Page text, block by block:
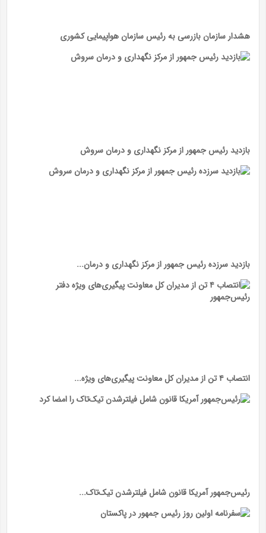
هشدار سازمان بازرسی به رئیس سازمان هواپیمایی کشوری
بازدید رئیس جمهور از مرکز نگهداری و درمان سروش
بازدید سرزده رئیس جمهور از مرکز نگهداری و درمان...
انتصاب ۴ تن از مدیران کل معاونت پیگیری‌های ویژه...
رئیس‌جمهور آمریکا قانون شامل فیلترشدن تیک‌تاک...